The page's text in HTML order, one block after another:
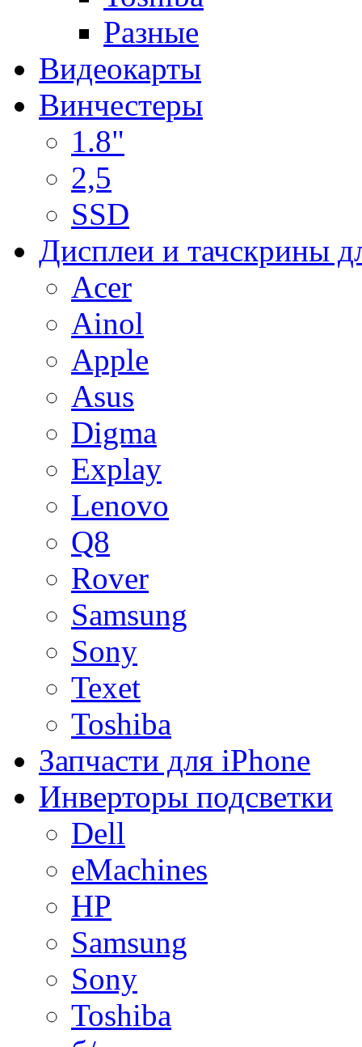
Разные
Видеокарты
Винчестеры
1.8"
2,5
SSD
Дисплеи и тачскрины
Acer
Ainol
Apple
Asus
Digma
Explay
Lenovo
Q8
Rover
Samsung
Sony
Texet
Toshiba
Запчасти для iPhone
Инверторы подсветки
Dell
eMachines
HP
Samsung
Sony
Toshiba